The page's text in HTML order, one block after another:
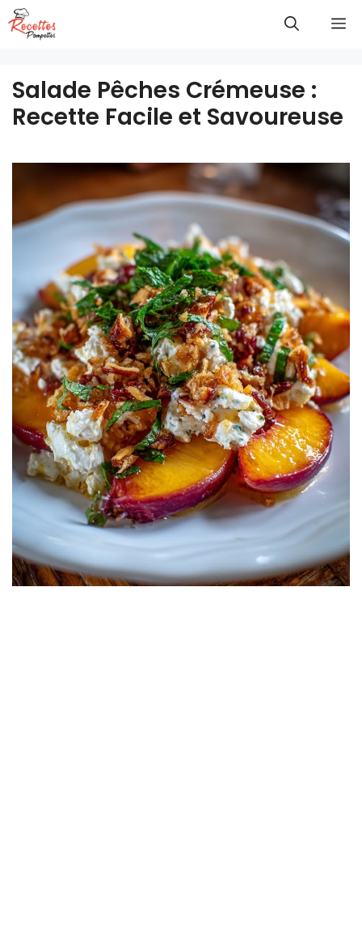
Aller
au
Salade Pêches Crémeuse :
Recette Facile et Savoureuse